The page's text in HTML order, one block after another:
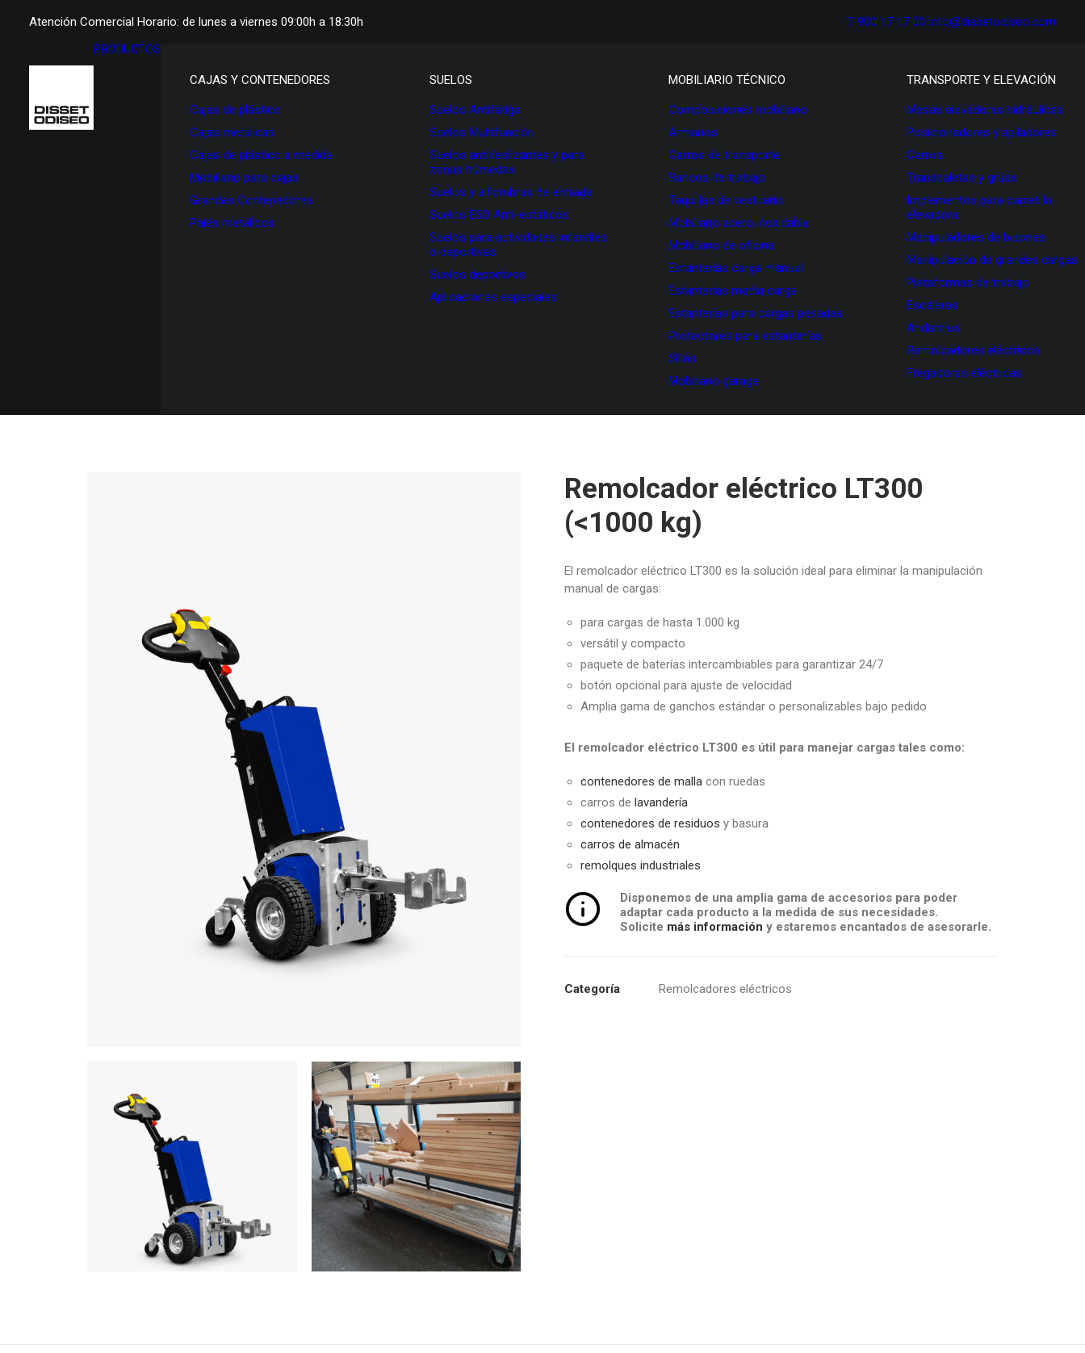
Atención Comercial Horario: de lunes a viernes 09:00h a 18:30h T. 900 17 17 00 info@dissetodiseo.com
PRODUCTOS
CAJAS Y CONTENEDORES
Cajas de plástico
Cajas metálicas
Cajas de plástico a medida
Mobiliario para cajas
Grandes Contenedores
Palés metálicos
SUELOS
Suelos Antifatiga
Suelos Multifunción
Suelos antideslizantes y para
zonas húmedas
Suelos y alfombras de entrada
Suelos ESD Anti-estáticos
Suelos para actividades infantiles
o deportivas
Suelos deportivos
Aplicaciones especiales
MOBILIARIO TÉCNICO
Composiciones mobiliario
Armarios
Carros de transporte
Bancos de trabajo
Taquillas de vestuario
Mobiliario acero inoxidable
Mobiliario de oficina
Estanterías carga manual
Estanterías media carga
Estanterías para cargas pesadas
Protectores para estanterías
Sillas
Mobiliario garage
TRANSPORTE Y ELEVACIÓN
Mesas elevadoras hidráulicas
Posicionadores y apiladores
Carros
Transpaletas y grúas
Implementos para carretilla
elevadora
Manipuladores de bidones
Manipulación de grandes cargas
Plataformas de trabajo
Escaleras
Andamios
Remolcadores eléctricos
Fregadoras eléctricas
Remolcador eléctrico LT300
(<1000 kg)
El remolcador eléctrico LT300 es la solución ideal para eliminar la manipulación
manual de cargas:
para cargas de hasta 1.000 kg
versátil y compacto
paquete de baterías intercambiables para garantizar 24/7
botón opcional para ajuste de velocidad
Amplia gama de ganchos estándar o personalizables bajo pedido
El remolcador eléctrico LT300 es útil para manejar cargas tales como:
contenedores de malla con ruedas
carros de lavandería
contenedores de residuos y basura
carros de almacén
remolques industriales
Disponemos de una amplia gama de accesorios para poder
adaptar cada producto a la medida de sus necesidades.
Solicite más información y estaremos encantados de asesorarle.
Categoría Remolcadores eléctricos